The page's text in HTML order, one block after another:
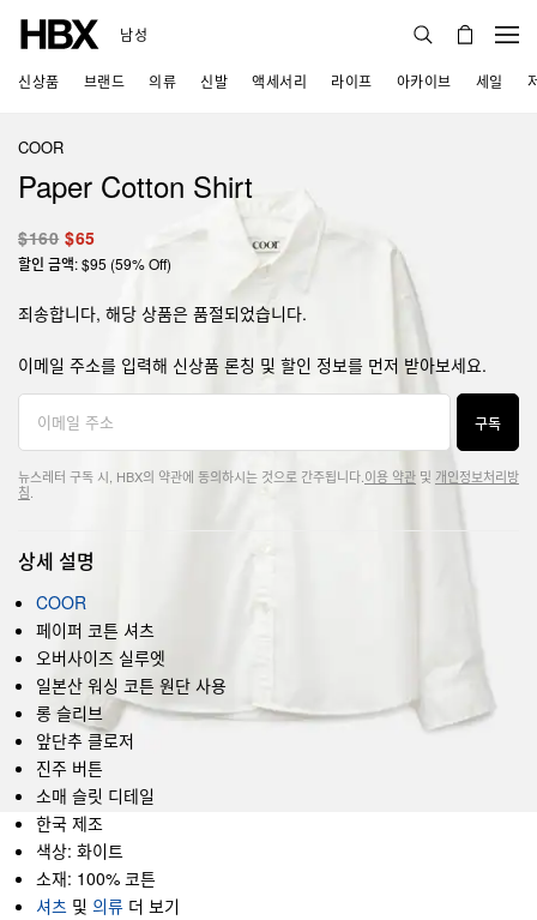
남성
신상품 브랜드 의류 신발 액세서리 라이프 아카이브 세일
COOR
Paper Cotton Shirt
$160 $65
할인 금액: $95 (59% Off)
죄송합니다, 해당 상품은 품절되었습니다.
이메일 주소를 입력해 신상품 론칭 및 할인 정보를 먼저 받아보세요.
구독
뉴스레터 구독 시, HBX의 약관에 동의하시는 것으로 간주됩니다. 이용 약관 및 개인정보처리방
침
상세 설명
COOR
페이퍼 코튼 셔츠
오버사이즈 실루엣
일본산 워싱 코튼 원단 사용
롱 슬리브
앞단추 클로저
진주 버튼
소매 슬릿 디테일
한국 제조
색상: 화이트
소재: 100% 코튼
셔츠 및 의류 더 보기